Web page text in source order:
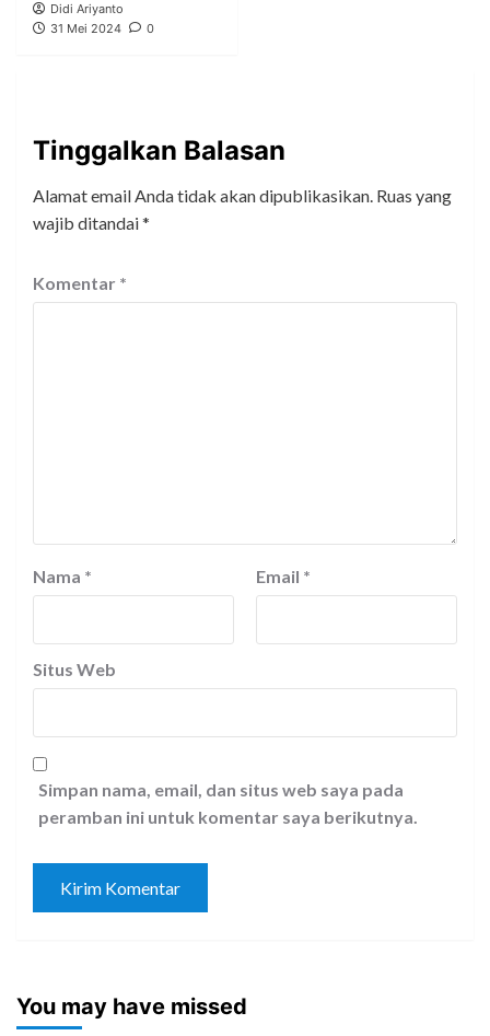
Didi Ariyanto
31 Mei 2024
0
Tinggalkan Balasan
Alamat email Anda tidak akan dipublikasikan. Ruas yang
wajib ditandai*
Komentar *
Nama * Email *
Situs Web
Simpan nama, email, dan situs web saya pada
peramban ini untuk komentar saya berikutnya.
You may have missed